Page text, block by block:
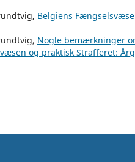
Belgiens
Nogle bemærkninger
og praktisk Strafferet: